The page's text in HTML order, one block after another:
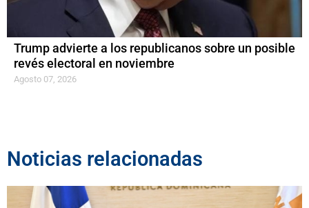
Trump advierte a los republicanos sobre un posible
revés electoral en noviembre
Agosto 07, 2026
Noticias relacionadas